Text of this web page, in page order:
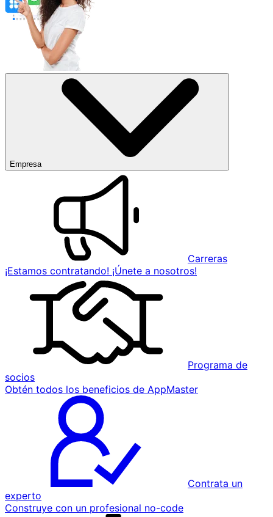
Empresa
Carreras
¡Estamos contratando! ¡Únete a nosotros!
Programa de
socios
Obtén todos los beneficios de AppMaster
Contrata un
experto
Construye con un profesional no-code